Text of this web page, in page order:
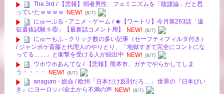
The 3rd / 【悲報】弱者男性、フェミニズムを「陰謀論」だと思
っていたｗｗｗｗ NEW! (8/7)
にゅーぷる - アニメ・ゲーム / ★【ワートリ】今月第263話「遠
征選抜試験Ⅱ⑥」【最新話コメント用】
NEW! (8/7)
にゅーもふ - クリック数の多い記事（セーフティフィルタ付き）
/ ジャンポケ斎藤と代理人のやりとり、「地獄すぎて完全にコントにな
ってる……」と衝撃を受ける人が続出中 NEW! (8/7)
ウホウホあんてな / 【悲報】熊本市、ガチでやらかしてしま
う・・・・
NEW! (8/7)
anaguro - 総合 / 欧州「日本だけ反則だろ…」 世界の『日本びい
き』にヨーロッパ全土から不満の声 NEW! (8/7)